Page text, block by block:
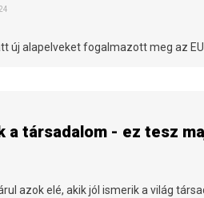
új alapelveket fogalmazott meg az
a társadalom - ez tesz
azok elé, akik jól ismerik a világ